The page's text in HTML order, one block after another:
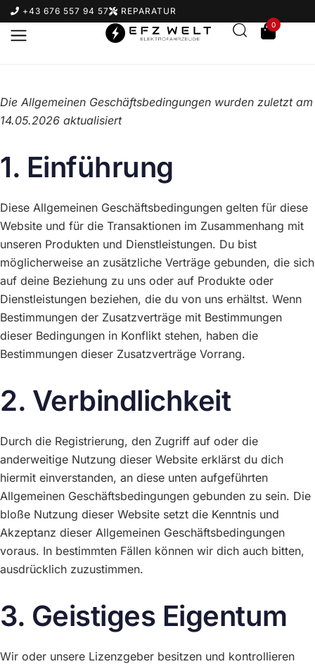
+43 676 557 94 57 REPARATUR
0
Die Allgemeinen Geschäftsbedingungen wurden zuletzt am
14.05.2026 aktualisiert
1. Einführung
Diese Allgemeinen Geschäftsbedingungen gelten für diese
Website und für die Transaktionen im Zusammenhang mit
unseren Produkten und Dienstleistungen. Du bist
möglicherweise an zusätzliche Verträge gebunden, die sich
auf deine Beziehung zu uns oder auf Produkte oder
Dienstleistungen beziehen, die du von uns erhältst. Wenn
Bestimmungen der Zusatzverträge mit Bestimmungen
dieser Bedingungen in Konflikt stehen, haben die
Bestimmungen dieser Zusatzverträge Vorrang.
2. Verbindlichkeit
Durch die Registrierung, den Zugriff auf oder die
anderweitige Nutzung dieser Website erklärst du dich
hiermit einverstanden, an diese unten aufgeführten
Allgemeinen Geschäftsbedingungen gebunden zu sein. Die
bloße Nutzung dieser Website setzt die Kenntnis und
Akzeptanz dieser Allgemeinen Geschäftsbedingungen
voraus. In bestimmten Fällen können wir dich auch bitten,
ausdrücklich zuzustimmen.
3. Geistiges Eigentum
Wir oder unsere Lizenzgeber besitzen und kontrollieren